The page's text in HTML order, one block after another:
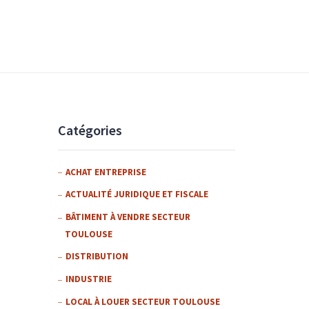
Catégories
ACHAT ENTREPRISE
ACTUALITÉ JURIDIQUE ET FISCALE
BÂTIMENT À VENDRE SECTEUR
TOULOUSE
DISTRIBUTION
INDUSTRIE
LOCAL À LOUER SECTEUR TOULOUSE